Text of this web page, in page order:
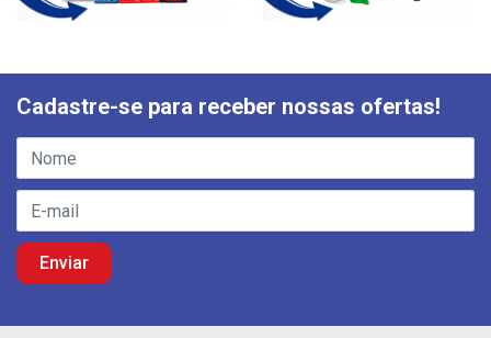
Cadastre-se para receber nossas ofertas!